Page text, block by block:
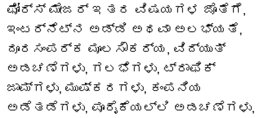
ಫೋರ್ಸ್ ಮೇಜರ್ ಇತರ ವಿಷಯಗಳ ಜೊತೆಗೆ,
ಇಂಟರ್ನೆಟ್‌ನ ಅಡ್ಡಿ ಅಥವಾ ಅಲಭ್ಯತೆ,
ದೂರಸಂಪರ್ಕ ಮೂಲಸೌಕರ್ಯ, ವಿದ್ಯುತ್
ಅಡಚಣೆಗಳು, ಗಲಭೆಗಳು, ಟ್ರಾಫಿಕ್
ಜಾಮ್‌ಗಳು, ಮುಷ್ಕರಗಳು, ಕಂಪನಿಯ
ಅಡೆತಡೆಗಳು, ಪೂರೈಕೆಯಲ್ಲಿ ಅಡಚಣೆಗಳು,